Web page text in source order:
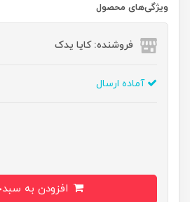
ویژگی‌های محصول
فروشنده: کایا یدک
آماده ارسال